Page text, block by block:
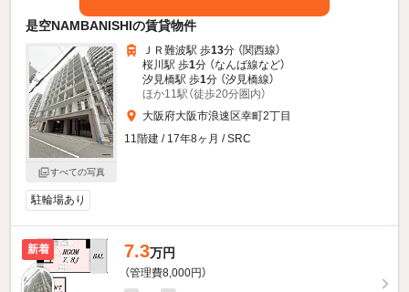
是空NAMBANISHIの賃貸物件
すべての写真
ＪＲ難波駅 歩13分 （関西線）
桜川駅 歩1分 （なんば線など）
汐見橋駅 歩1分 （汐見橋線）
ほか11駅（徒歩20分圏内）
大阪府大阪市浪速区幸町2丁目
11階建 / 17年8ヶ月 / SRC
駐輪場あり
新着 7.3万円
（管理費8,000円）